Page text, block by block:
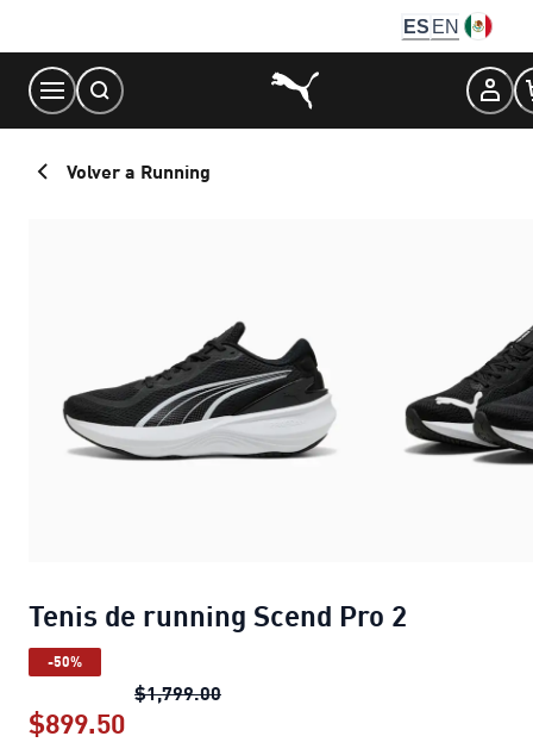
Content
ES EN
Volver a Running
Tenis de running Scend Pro 2
-50%
$1,799.00Tenis de running Scend Pro 2
$899.50